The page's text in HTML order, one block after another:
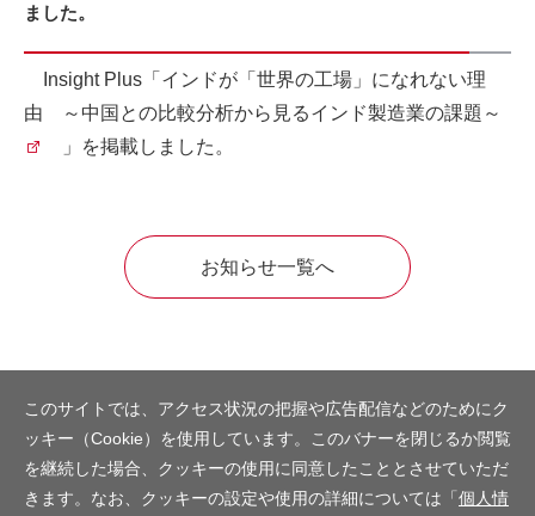
ました。
Insight Plus「 インドが「世界の工場」になれない理
由 ～中国との比較分析から見るインド製造業の課題～
」を掲載しました。
お知らせ一覧へ
このサイトでは、アクセス状況の把握や広告配信などのためにク
ッキー（Cookie）を使用しています。このバナーを閉じるか閲覧
を継続した場合、クッキーの使用に同意したこととさせていただ
きます。なお、クッキーの設定や使用の詳細については「個人情